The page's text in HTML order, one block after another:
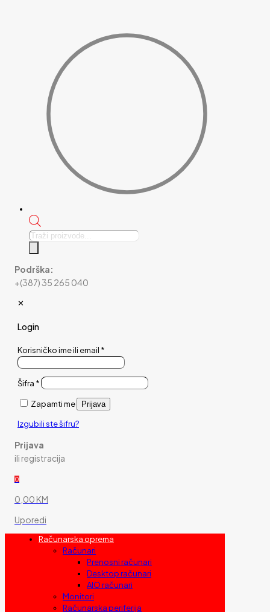
Products
Podrška:
+(387) 35 265 040
✕
Login
Korisničko ime ili email *
Šifra *
Zapamti me Prijava
Izgubili ste šifru?
Prijava
ili registracija
0
0,00 KM
Uporedi
Računarska oprema
Računari
Prenosni računari
Desktop računari
AIO računari
Monitori
Računarska periferija